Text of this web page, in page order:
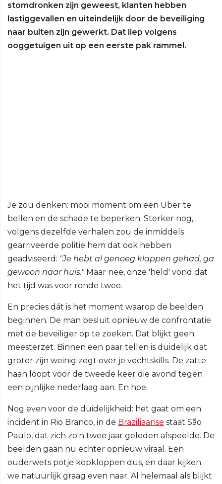
stomdronken zijn geweest, klanten hebben
lastiggevallen en uiteindelijk door de beveiliging
naar buiten zijn gewerkt. Dat liep volgens
ooggetuigen uit op een eerste pak rammel.
Je zou denken: mooi moment om een Uber te
bellen en de schade te beperken. Sterker nog,
volgens dezelfde verhalen zou de inmiddels
gearriveerde politie hem dat ook hebben
geadviseerd: "Je hebt al genoeg klappen gehad, ga
gewoon naar huis."Maar nee, onze 'held' vond dat
het tijd was voor ronde twee.
En precies dát is het moment waarop de beelden
beginnen. De man besluit opnieuw de confrontatie
met de beveiliger op te zoeken. Dat blijkt geen
meesterzet. Binnen een paar tellen is duidelijk dat
groter zijn weinig zegt over je vechtskills. De zatte
haan loopt voor de tweede keer die avond tegen
een pijnlijke nederlaag aan. En hoe.
Nog even voor de duidelijkheid: het gaat om een
incident in Rio Branco, in de Braziliaanse staat São
Paulo, dat zich zo'n twee jaar geleden afspeelde. De
beelden gaan nu echter opnieuw viraal. Een
ouderwets potje kopkloppen dus, en daar kijken
we natuurlijk graag even naar. Al helemaal als blijkt